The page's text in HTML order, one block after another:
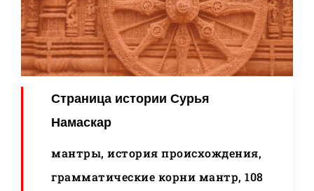
Страница истории Сурья
Намаскар
мантры, история происхождения,
грамматические корни мантр, 108